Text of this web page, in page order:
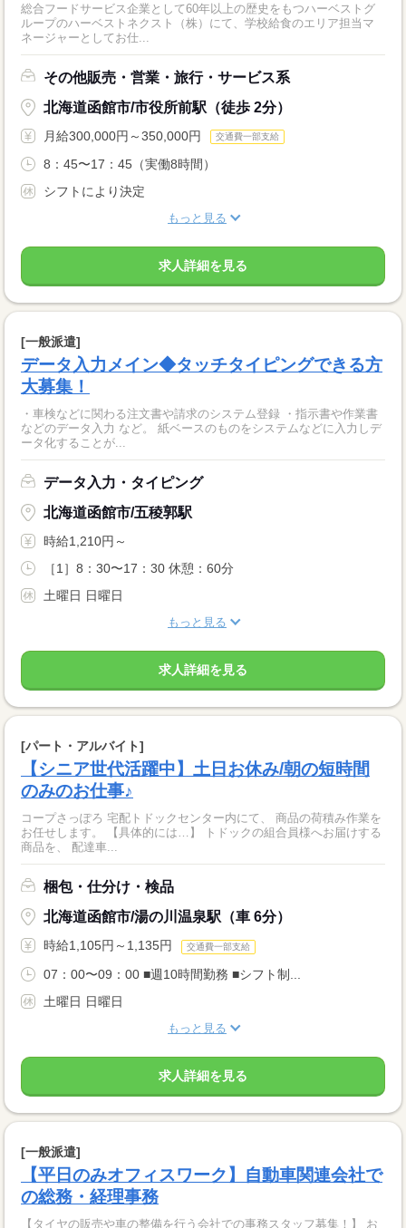
総合フードサービス企業として60年以上の歴史をもつハーベストグ
ループのハーベストネクスト（株）にて、学校給食のエリア担当マ
ネージャーとしてお仕...
その他販売・営業・旅行・サービス系
北海道函館市/市役所前駅（徒歩 2分）
月給300,000円～350,000円 交通費一部支給
8：45〜17：45（実働8時間）
シフトにより決定
もっと見る
求人詳細を見る
[一般派遣]
データ入力メイン◆タッチタイピングできる方
大募集！
・車検などに関わる注文書や請求のシステム登録 ・指示書や作業書
などのデータ入力 など。 紙ベースのものをシステムなどに入力しデ
ータ化することが...
データ入力・タイピング
北海道函館市/五稜郭駅
時給1,210円～
［1］8：30〜17：30 休憩：60分
土曜日 日曜日
もっと見る
求人詳細を見る
[パート・アルバイト]
【シニア世代活躍中】土日お休み/朝の短時間
のみのお仕事♪
コープさっぽろ 宅配トドックセンター内にて、 商品の荷積み作業を
お任せします。 【具体的には…】 トドックの組合員様へお届けする
商品を、 配達車...
梱包・仕分け・検品
北海道函館市/湯の川温泉駅（車 6分）
時給1,105円～1,135円 交通費一部支給
07：00〜09：00 ■週10時間勤務 ■シフト制...
土曜日 日曜日
もっと見る
求人詳細を見る
[一般派遣]
【平日のみオフィスワーク】自動車関連会社で
の総務・経理事務
【タイヤの販売や車の整備を行う会社での事務スタッフ募集！】 お